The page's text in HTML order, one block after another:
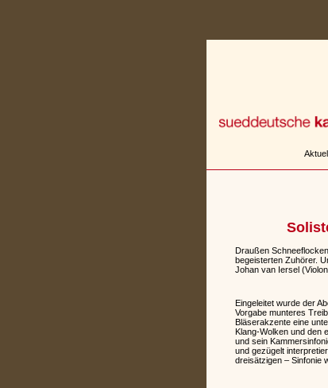
Draußen
begeisterten Zuhörer.
Johan van Iersel
Eingeleitet wurde der
Vorgabe munteres
Bläserakzente eine
Klang-Wolken und den
und sein
und gezügelt
dreisätzigen – Sinfonie